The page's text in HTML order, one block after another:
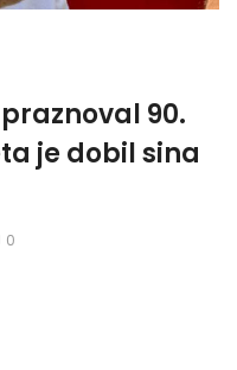
90.
je dobil sina
0